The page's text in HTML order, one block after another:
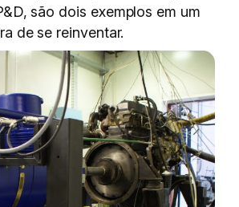
são dois exemplos em um
de se reinventar.